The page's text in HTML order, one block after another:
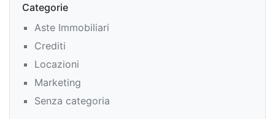
Categorie
Aste Immobiliari
Crediti
Locazioni
Marketing
Senza categoria